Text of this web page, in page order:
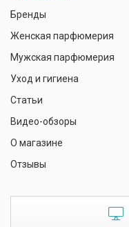
Бренды
Женская парфюмерия
Мужская парфюмерия
Уход и гигиена
Статьи
Видео-обзоры
О магазине
Отзывы